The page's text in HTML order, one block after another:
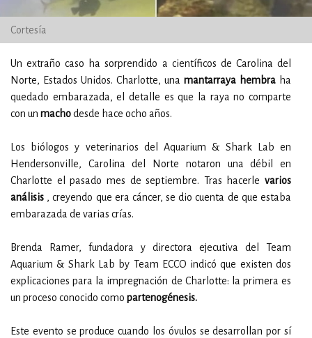
Cortesía
Un extraño caso ha sorprendido a científicos de Carolina del
Norte, Estados Unidos. Charlotte, una mantarraya hembra ha
quedado embarazada, el detalle es que la raya no comparte
con un machodesde hace ocho años.
Los biólogos y veterinarios del Aquarium & Shark Lab en
Hendersonville, Carolina del Norte notaron una débil en
Charlotte el pasado mes de septiembre. Tras hacerle varios
análisis , creyendo que era cáncer, se dio cuenta de que estaba
embarazada de varias crías.
Brenda Ramer, fundadora y directora ejecutiva del Team
Aquarium & Shark Lab by Team ECCO indicó que existen dos
explicaciones para la impregnación de Charlotte: la primera es
un proceso conocido como partenogénesis.
Este evento se produce cuando los óvulos se desarrollan por sí